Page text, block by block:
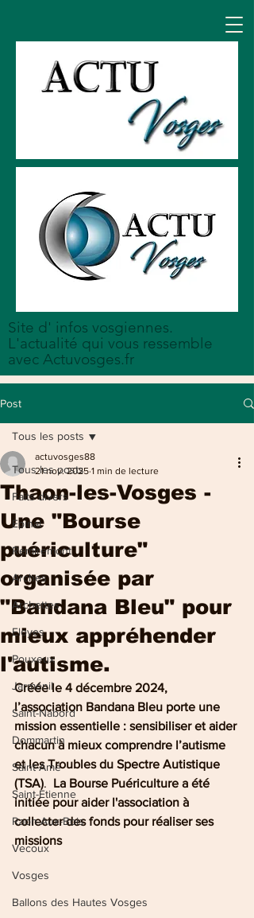
Site d' infos vosgiennes.
L'actualité qui vous ressemble
avec Actuvosges.fr
Post
Tous les posts
Faits divers
Epinal
Remiremont
Arches
Archettes
Eloyes
Pouxeux
Jarménil
Saint-Nabord
Dommartin
Saint-Amé
Saint-Etienne
Raon-Aux-Bois
Vecoux
Vosges
Ballons des Hautes Vosges
Tous les posts
Thaon-les-Vosges -
Une "Bourse
puériculture"
organisée par
"Bandana Bleu" pour
mieux appréhender
l'autisme.
actuvosges88
21 nov. 2025 1 min de lecture
Créée le 4 décembre 2024,
l’association Bandana Bleu porte une
mission essentielle : sensibiliser et aider
chacun à mieux comprendre l’autisme
et les Troubles du Spectre Autistique
(TSA). La Bourse Puériculture a été
initiée pour aider l'association à
collecter des fonds pour réaliser ses
missions